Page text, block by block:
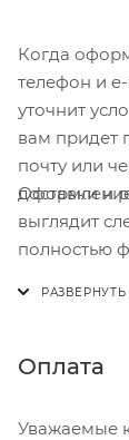
Когда
телефон и
уточнит
вам придет
почту или
доставки и
выглядит
полностью
Нажмите
Оплата
Уважаемые